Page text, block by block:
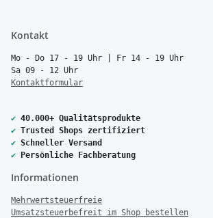
Kontakt
Mo - Do 17 - 19 Uhr | Fr 14 - 19 Uhr
Sa 09 - 12 Uhr
Kontaktformular
✔ 40.000+ Qualitätsprodukte
✔ Trusted Shops zertifiziert
✔ Schneller Versand
✔ Persönliche Fachberatung
Informationen
Mehrwertsteuerfreie
Umsatzsteuerbefreit im Shop bestellen